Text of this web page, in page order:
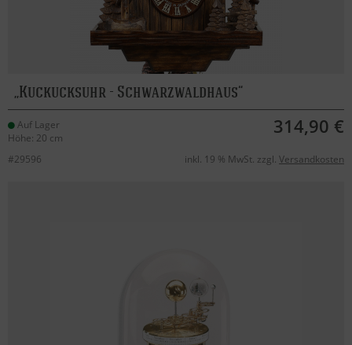
Kuckucksuhr - Schwarzwaldhaus
Auf Lager
Höhe: 20 cm
314,90 €
#29596 inkl. 19 % MwSt. zzgl. Versandkosten